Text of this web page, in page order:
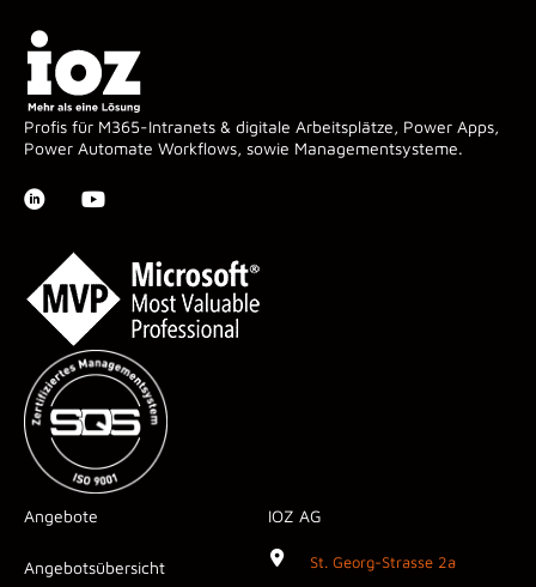
Profis für M365-Intranets & digitale Arbeitsplätze, Power Apps,
Power Automate Workflows, sowie Managementsysteme.
Angebote
Angebotsübersicht
IOZ AG
St. Georg-Strasse 2a